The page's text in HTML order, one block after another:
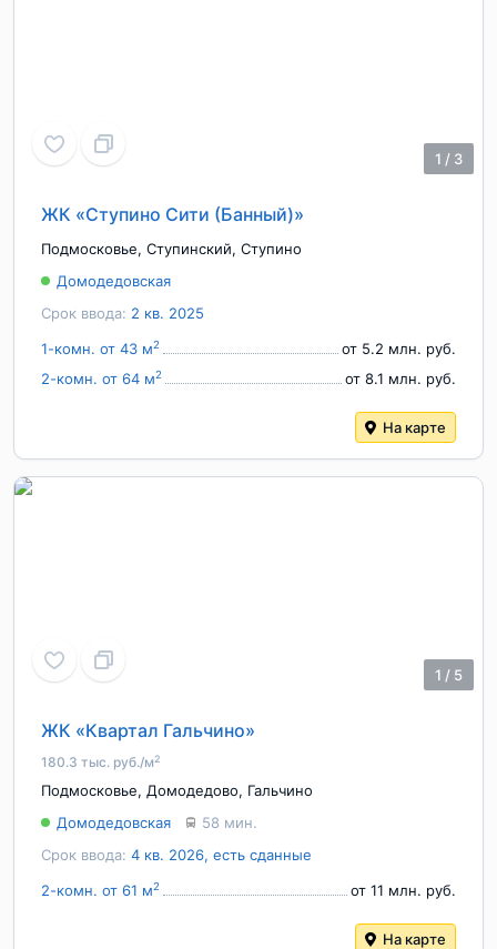
1 / 3
ЖК «Ступино Сити (Банный)»
Подмосковье, Ступинский, Ступино
Срок ввода: 2 кв. 2025
Домодедовская
1-комн. от 43 м2
от 5.2 млн. руб.
2-комн. от 64 м2 от 8.1 млн. руб.
На карте
1 / 5
ЖК «Квартал Гальчино»
180.3 тыс. руб./м2
Подмосковье, Домодедово, Гальчино
Срок ввода: 4 кв. 2026, есть сданные
Домодедовская 58 мин.
2-комн. от 61 м2 от 11 млн. руб.
На карте